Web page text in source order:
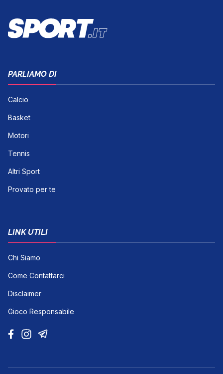
PARLIAMO DI
Calcio
Basket
Motori
Tennis
Altri Sport
Provato per te
LINK UTILI
Chi Siamo
Come Contattarci
Disclaimer
Gioco Responsabile